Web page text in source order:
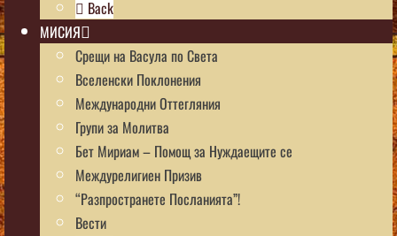
Back
МИСИЯ
Срещи на Васула по Света
Вселенски Поклонения
Международни Оттегляния
Групи за Молитва
Бет Мириам – Помощ за Нуждаещите се
Междурелигиен Призив
“Разпространете Посланията”!
Вести